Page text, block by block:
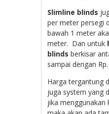
Slimline blinds
per meter persegi
bawah 1 meter
meter. Dan untuk
blinds berkisar
sampai dengan
Harga tergantung
juga system yang
jika menggunakan